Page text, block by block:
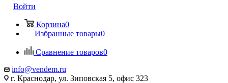
Войти
Корзина0
Избранные товары0
Сравнение товаров0
info@vendem.ru
г. Краснодар, ул. Зиповская 5, офис 323